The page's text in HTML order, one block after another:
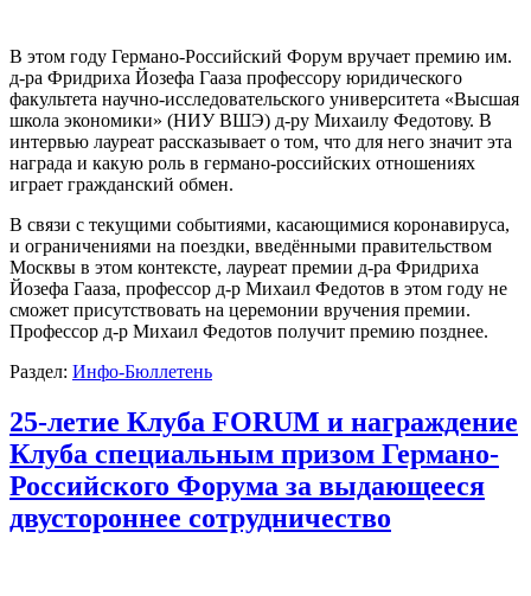
В этом году Германо-Российский Форум вручает премию им.
д-ра Фридриха Йозефа Гааза профессору юридического
факультета научно-исследовательского университета «Высшая
школа экономики» (НИУ ВШЭ) д-ру Михаилу Федотову. В
интервью лауреат рассказывает о том, что для него значит эта
награда и какую роль в германо-российских отношениях
играет гражданский обмен.
В связи с текущими событиями, касающимися коронавируса,
и ограничениями на поездки, введёнными правительством
Москвы в этом контексте, лауреат премии д-ра Фридриха
Йозефа Гааза, профессор д-р Михаил Федотов в этом году не
сможет присутствовать на церемонии вручения премии.
Профессор д-р Михаил Федотов получит премию позднее.
Раздел: Инфо-Бюллетень
25-летие Клуба FORUM и награждение
Клуба специальным призом Германо-
Российского Форума за выдающееся
двустороннее сотрудничество